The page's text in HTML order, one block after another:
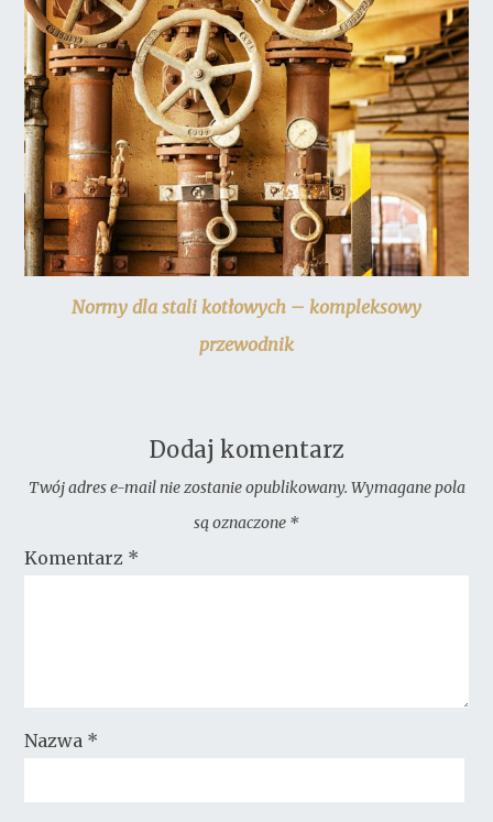
Normy dla stali kotłowych – kompleksowy
przewodnik
Dodaj komentarz
Twój adres e-mail nie zostanie opublikowany. Wymagane pola
są oznaczone *
Komentarz *
Nazwa *